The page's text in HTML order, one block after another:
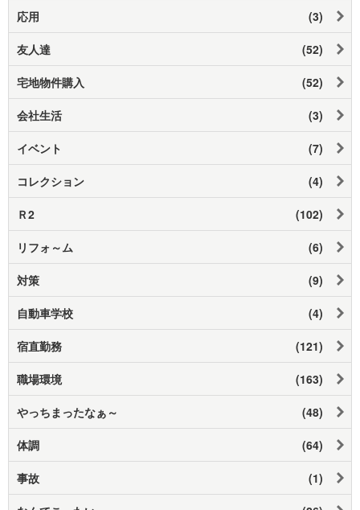
応用 (3)
友人達 (52)
宅地物件購入 (52)
会社生活 (3)
イベント (7)
コレクション (4)
Ｒ2 (102)
リフォ～ム (6)
対策 (9)
自動車学校 (4)
宿直勤務 (121)
職場環境 (163)
やっちまったなぁ～ (48)
体調 (64)
事故 (1)